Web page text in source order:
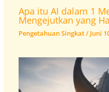
Apa itu AI dalam 1
Mengejutkan yang
Pengetahuan Singkat/ Juni